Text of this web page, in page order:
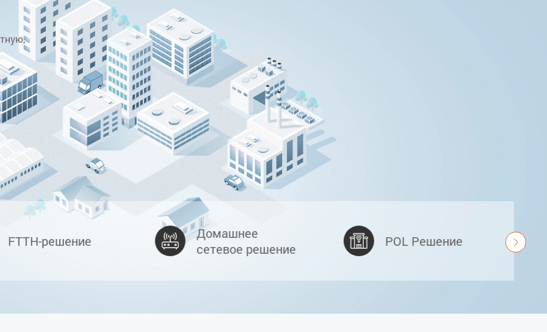
FTTH-решение
Домашнее
сетевое решение
POL Решение 